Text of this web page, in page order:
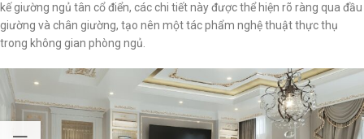
kế giường ngủ tân cổ điển, các chi tiết này được thể hiện rõ ràng qua đầu
giường và chân giường, tạo nên một tác phẩm nghệ thuật thực thụ
trong không gian phòng ngủ.